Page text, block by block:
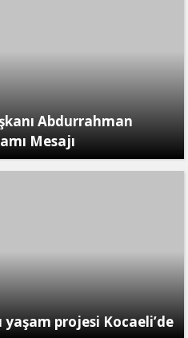
Abdurrahman
Mesajı
yaşam projesi Kocaeli’de